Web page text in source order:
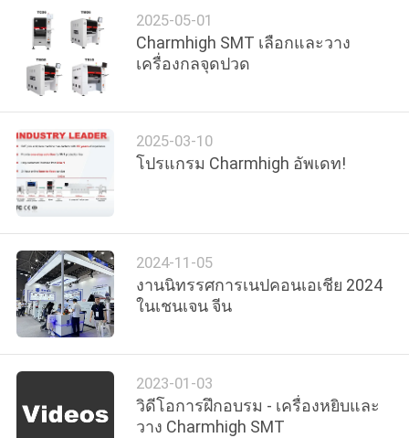
ควบคุม
คุณภาพ
ติดต่อ
เรา
ข่าว
SHOPPING
ON
2025-05-01
Charmhigh SMT เลือกและวาง
เครื่องกลจุดปวด
2025-03-10
โปรแกรม Charmhigh อัพเดท!
2024-11-05
งานนิทรรศการเนปคอนเอเชีย 2024
ในเชนเจน จีน
2023-01-03
วิดีโอการฝึกอบรม - เครื่องหยิบและ
วาง Charmhigh SMT